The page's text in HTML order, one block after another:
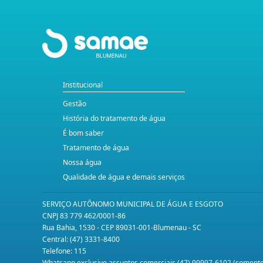
Institucional
Gestão
História do tratamento de água
É bom saber
Tratamento de água
Nossa água
Qualidade de água e demais serviços
SERVIÇO AUTÔNOMO MUNICIPAL DE ÁGUA E ESGOTO
CNPJ 83 779 462/0001-86
Rua Bahia, 1530 - CEP 89031-001-Blumenau - SC
Central: (47) 3331-8400
Telefone: 115